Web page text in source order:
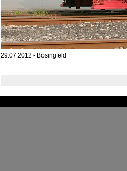
29.07.2012 - Bösingfeld